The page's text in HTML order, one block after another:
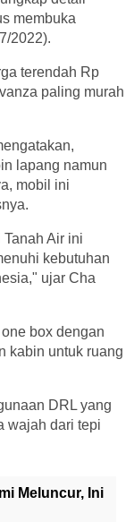
membuka
2022).
terendah Rp
paling murah
lapang namun
mobil ini
Air ini
kebutuhan
ujar Cha
box dengan
kabin untuk ruang
DRL yang
wajah dari tepi
Meluncur, Ini